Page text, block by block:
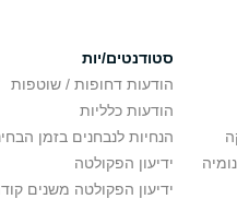
סטודנטים/יות
הודעות דחופות / שוטפות
הודעות כלליות
הנחיות לנבחנים בזמן
ידיעון הפקולטה
ידיעון הפקולטה משנים